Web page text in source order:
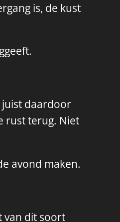
is, de kust
juist daardoor
rust terug. Niet
avond maken.
van dit soort